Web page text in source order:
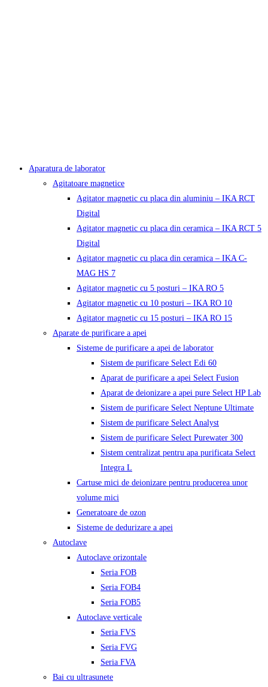
Aparatura de laborator
Agitatoare magnetice
Agitator magnetic cu placa din aluminiu – IKA RCT
Digital
Agitator magnetic cu placa din ceramica – IKA RCT 5
Digital
Agitator magnetic cu placa din ceramica – IKA C-
MAG HS 7
Agitator magnetic cu 5 posturi – IKA RO 5
Agitator magnetic cu 10 posturi – IKA RO 10
Agitator magnetic cu 15 posturi – IKA RO 15
Aparate de purificare a apei
Sisteme de purificare a apei de laborator
Sistem de purificare Select Edi 60
Aparat de purificare a apei Select Fusion
Aparat de deionizare a apei pure Select HP Lab
Sistem de purificare Select Neptune Ultimate
Sistem de purificare Select Analyst
Sistem de purificare Select Purewater 300
Sistem centralizat pentru apa purificata Select
Integra L
Cartuse mici de deionizare pentru producerea unor
volume mici
Generatoare de ozon
Sisteme de dedurizare a apei
Autoclave
Autoclave orizontale
Seria FOB
Seria FOB4
Seria FOB5
Autoclave verticale
Seria FVS
Seria FVG
Seria FVA
Bai cu ultrasunete